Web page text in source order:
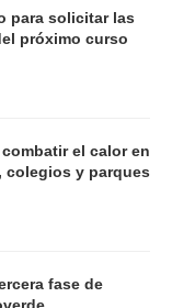
para solicitar las
próximo curso
el calor en
colegios y parques
fase de